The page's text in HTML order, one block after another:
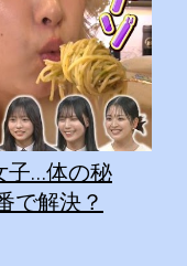
子…体の秘
で解決？